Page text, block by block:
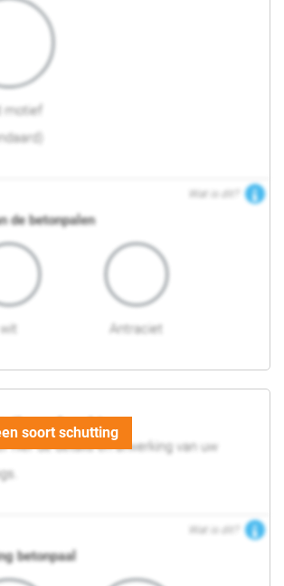
motief
Wat is dit?
de betonpalen
wit Antraciet
en afwerking
hier de details en afwerking van uw
Wat is dit?
betonpaal